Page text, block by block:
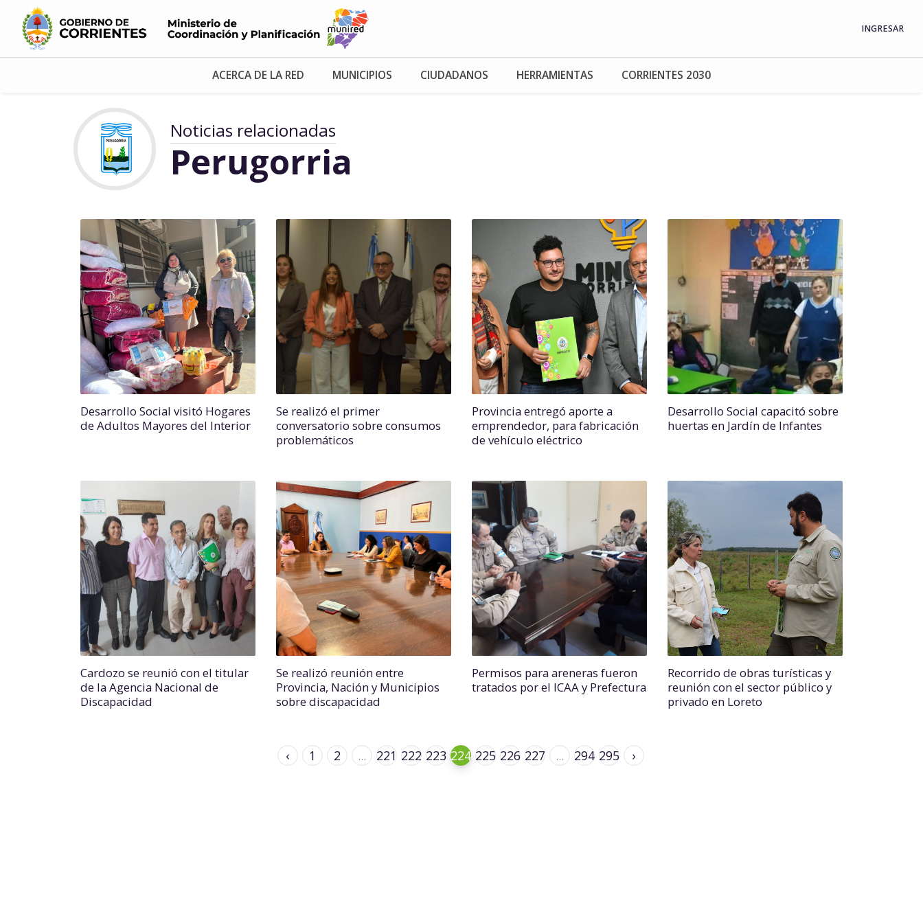
INGRESAR
ACERCA DE LA RED MUNICIPIOS CIUDADANOS HERRAMIENTAS CORRIENTES 2030
Noticias relacionadas
Perugorria
Desarrollo Social visitó Hogares
de Adultos Mayores del Interior
Se realizó el primer
conversatorio sobre consumos
problemáticos
Provincia entregó aporte a
emprendedor, para fabricación
de vehículo eléctrico
Desarrollo Social capacitó sobre
huertas en Jardín de Infantes
Cardozo se reunió con el titular
de la Agencia Nacional de
Discapacidad
Se realizó reunión entre
Provincia, Nación y Municipios
sobre discapacidad
Permisos para areneras fueron
tratados por el ICAA y Prefectura
Recorrido de obras turísticas y
reunión con el sector público y
privado en Loreto
‹ 1 2 ... 221 222 223 224 225 226 227 ... 294 295 ›